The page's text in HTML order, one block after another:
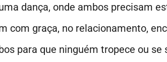
dança, onde ambos precisam
com graça, no relacionamento,
para que ninguém tropece ou